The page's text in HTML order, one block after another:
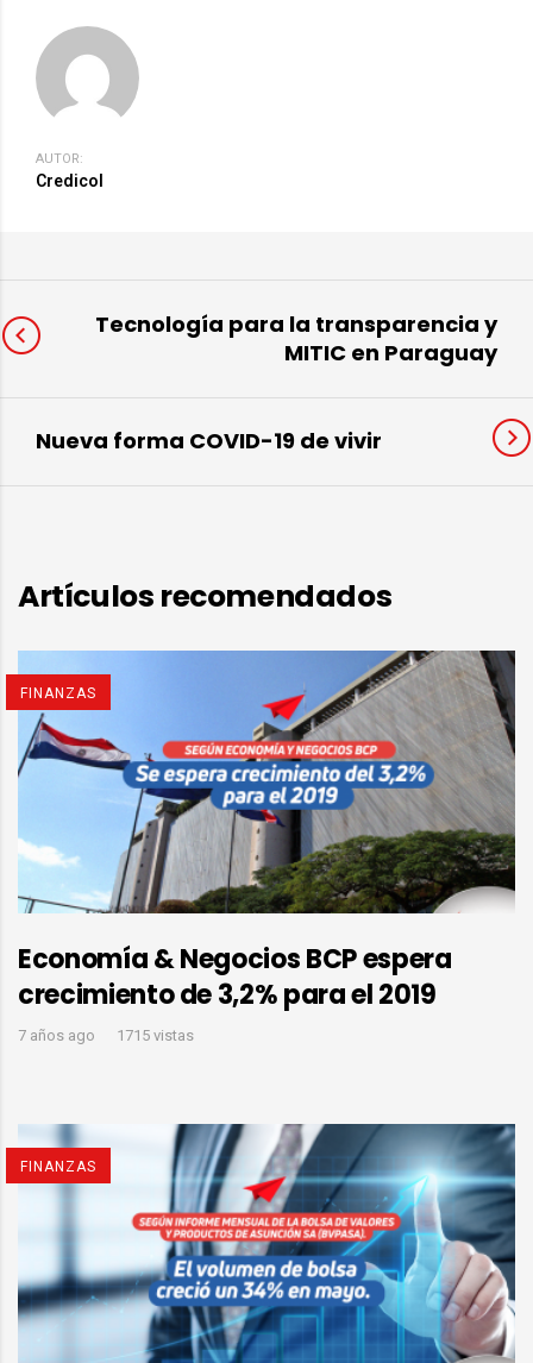
AUTOR:
Credicol
Tecnología para la transparencia y
MITIC en Paraguay
Nueva forma COVID-19 de vivir
Artículos recomendados
FINANZAS
Economía & Negocios BCP espera
crecimiento de 3,2% para el 2019
7 años ago 1715 vistas
FINANZAS